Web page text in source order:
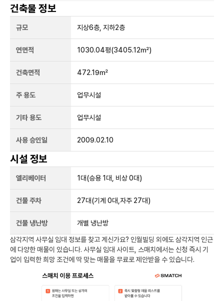
건축물 정보
규모 지상6층, 지하2층
연면적 1030.04평(3405.12㎡)
건축면적 472.19㎡
주 용도 업무시설
기타 용도 업무시설
사용 승인일 2009.02.10
시설 정보
엘리베이터 1 대(승용 1대, 비상 0대)
건물 주차 27대(기계 0대,자주 27대)
건물 냉난방 개별 냉난방
삼각지역 사무실 임대 정보를 찾고 계신가요? 인월빌딩 외에도 삼각지역 인근
에 다양한 매물이 있습니다. 사무실 임대 사이트, 스매치에서는 신청 즉시 기
업이 입력한 희망 조건에 딱 맞는 매물을 무료로 제안받을 수 있습니다.